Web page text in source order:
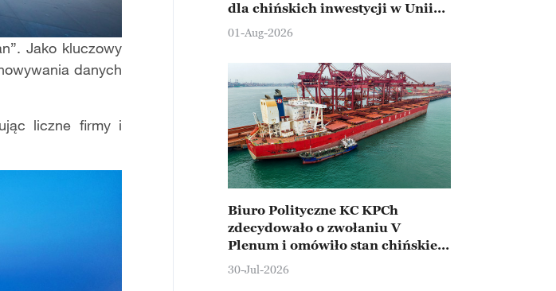
Jako kluczowy
danych
liczne firmy i
dla chińskich inwestycji w Unii
Europejskiej
01-Aug-2026
Biuro Polityczne KC KPCh
zdecydowało o zwołaniu V
Plenum i omówiło stan chińskiej
gospodarki
30-Jul-2026